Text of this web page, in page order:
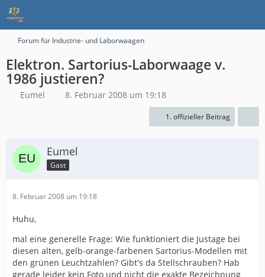
Forum für Industrie- und Laborwaagen
Elektron. Sartorius-Laborwaage v.
1986 justieren?
Eumel 8. Februar 2008 um 19:18
1. offizieller Beitrag
Eumel
Gast
8. Februar 2008 um 19:18
Huhu,
mal eine generelle Frage: Wie funktioniert die Justage bei
diesen alten, gelb-orange-farbenen Sartorius-Modellen mit
den grünen Leuchtzahlen? Gibt's da Stellschrauben? Hab
gerade leider kein Foto und nicht die exakte Bezeichnung